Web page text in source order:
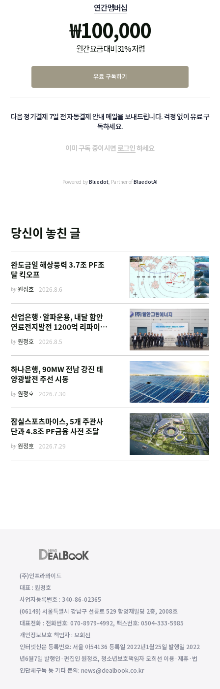
연간 멤버십
₩100,000
월간 요금 대비 31% 저렴
유료 구독하기
다음 정기결제 7일 전 자동결제 안내 메일을 보내드립니다. 걱정 없이 유료 구
독하세요.
이미 구독 중이시면 로그인하세요
Powered byBluedot, Partner ofBluedotAI
당신이 놓친 글
완도금일 해상풍력 3.7조 PF조
달 킥오프
by원정호 2026.8.6
산업은행·알파운용, 내달 함안
연료전지발전 1200억 리파이낸
싱 주선
by원정호 2026.8.5
하나은행, 90MW 전남 강진 태
양광발전 주선 시동
by원정호 2026.7.30
잠실스포츠마이스, 5개 주관사
단과 4.8조 PF금융 사전 조달
by원정호 2026.7.29
(주)인프라와이드
대표 : 원정호
사업자등록번호 : 340-86-02365
(06149) 서울특별시 강남구 선릉로 529 함양재빌딩 2층, 2008호
대표전화 : 전화번호: 070-8979-4992, 팩스번호: 0504-333-5985
개인정보보호 책임자 : 모희선
인터넷신문 등록번호: 서울 아54136 등록일 2022년1월25일 발행일 2022
년6월7일 발행인·편집인 원정호, 청소년보호책임자 모희선 이용·제휴·법
인단체구독 등 기타 문의: news@dealbook.co.kr